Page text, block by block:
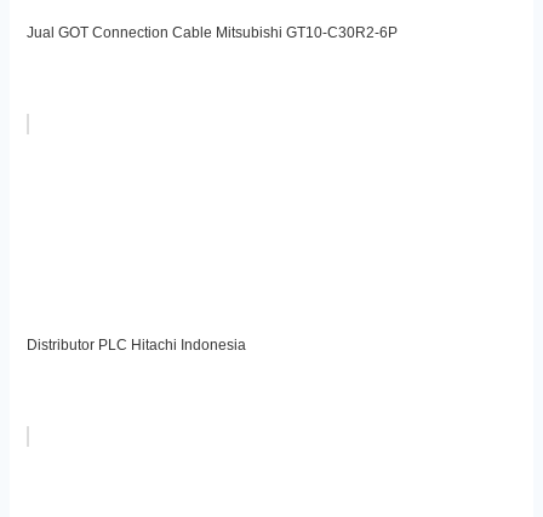
Jual GOT Connection Cable Mitsubishi GT10-C30R2-6P
Distributor PLC Hitachi Indonesia